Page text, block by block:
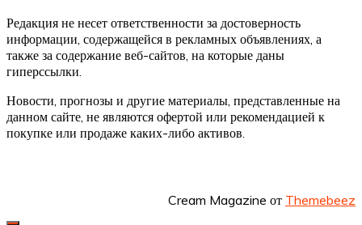
Редакция не несет ответственности за достоверность
информации, содержащейся в рекламных объявлениях, а
также за содержание веб-сайтов, на которые даны
гиперссылки.
Новости, прогнозы и другие материалы, представленные на
данном сайте, не являются офертой или рекомендацией к
покупке или продаже каких-либо активов.
Cream Magazine от Themebeez